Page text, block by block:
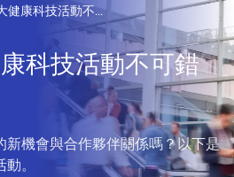
2026年7大健康科技活動不可錯過
科技活動不可錯
新機會與合作夥伴關係嗎？以下是
。